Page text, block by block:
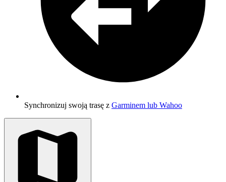
Synchronizuj swoją trasę z Garminem lub Wahoo